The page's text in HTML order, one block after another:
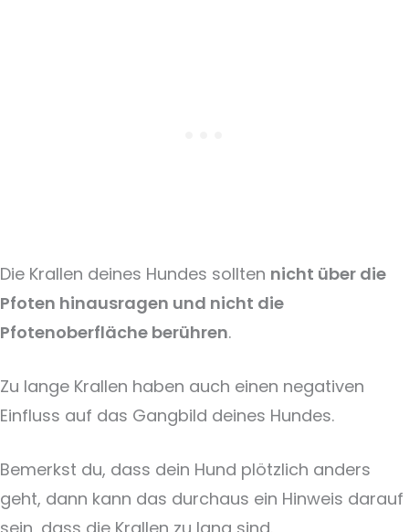
Die Krallen deines Hundes sollten nicht über die
Pfoten hinausragen und nicht die
Pfotenoberfläche berühren.
Zu lange Krallen haben auch einen negativen
Einfluss auf das Gangbild deines Hundes.
Bemerkst du, dass dein Hund plötzlich anders
geht, dann kann das durchaus ein Hinweis darauf